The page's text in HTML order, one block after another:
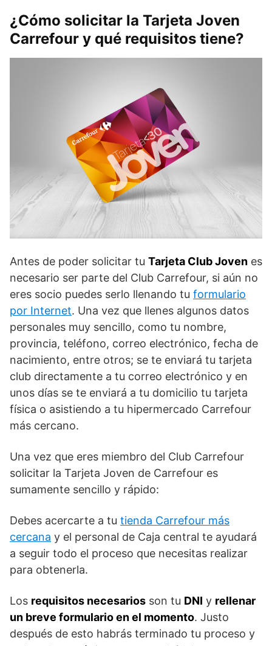
¿Cómo solicitar la Tarjeta Joven
Carrefour y qué requisitos tiene?
Antes de poder solicitar tu Tarjeta Club Joven es
necesario ser parte del Club Carrefour, si aún no
eres socio puedes serlo llenando tu formulario
por Internet. Una vez que llenes algunos datos
personales muy sencillo, como tu nombre,
provincia, teléfono, correo electrónico, fecha de
nacimiento, entre otros; se te enviará tu tarjeta
club directamente a tu correo electrónico y en
unos días se te enviará a tu domicilio tu tarjeta
física o asistiendo a tu hipermercado Carrefour
más cercano.
Una vez que eres miembro del Club Carrefour
solicitar la Tarjeta Joven de Carrefour es
sumamente sencillo y rápido:
Debes acercarte a tu tienda Carrefour más
cercana y el personal de Caja central te ayudará
a seguir todo el proceso que necesitas realizar
para obtenerla.
Los requisitos necesarios son tu DNI y rellenar
un breve formulario en el momento. Justo
después de esto habrás terminado tu proceso y